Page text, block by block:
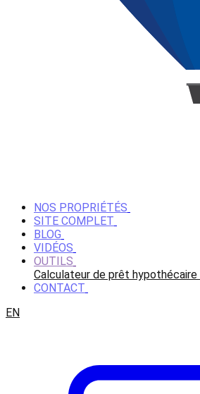
NOS PROPRIÉTÉS
SITE COMPLET
BLOG
VIDÉOS
OUTILS
Calculateur de prêt hypothécaire
CONTACT
EN